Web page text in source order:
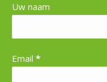
Uw naam
Email *